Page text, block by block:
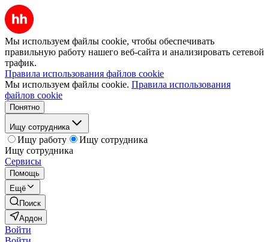
Мы используем файлы cookie, чтобы обеспечивать
правильную работу нашего веб-сайта и анализировать сетевой
трафик.
Правила использования файлов cookie
Мы используем файлы cookie. Правила использования
файлов cookie
Понятно
Ищу сотрудника
Ищу работу
Ищу сотрудника
Ищу сотрудника
Сервисы
Помощь
Ещё
Поиск
Ардон
Войти